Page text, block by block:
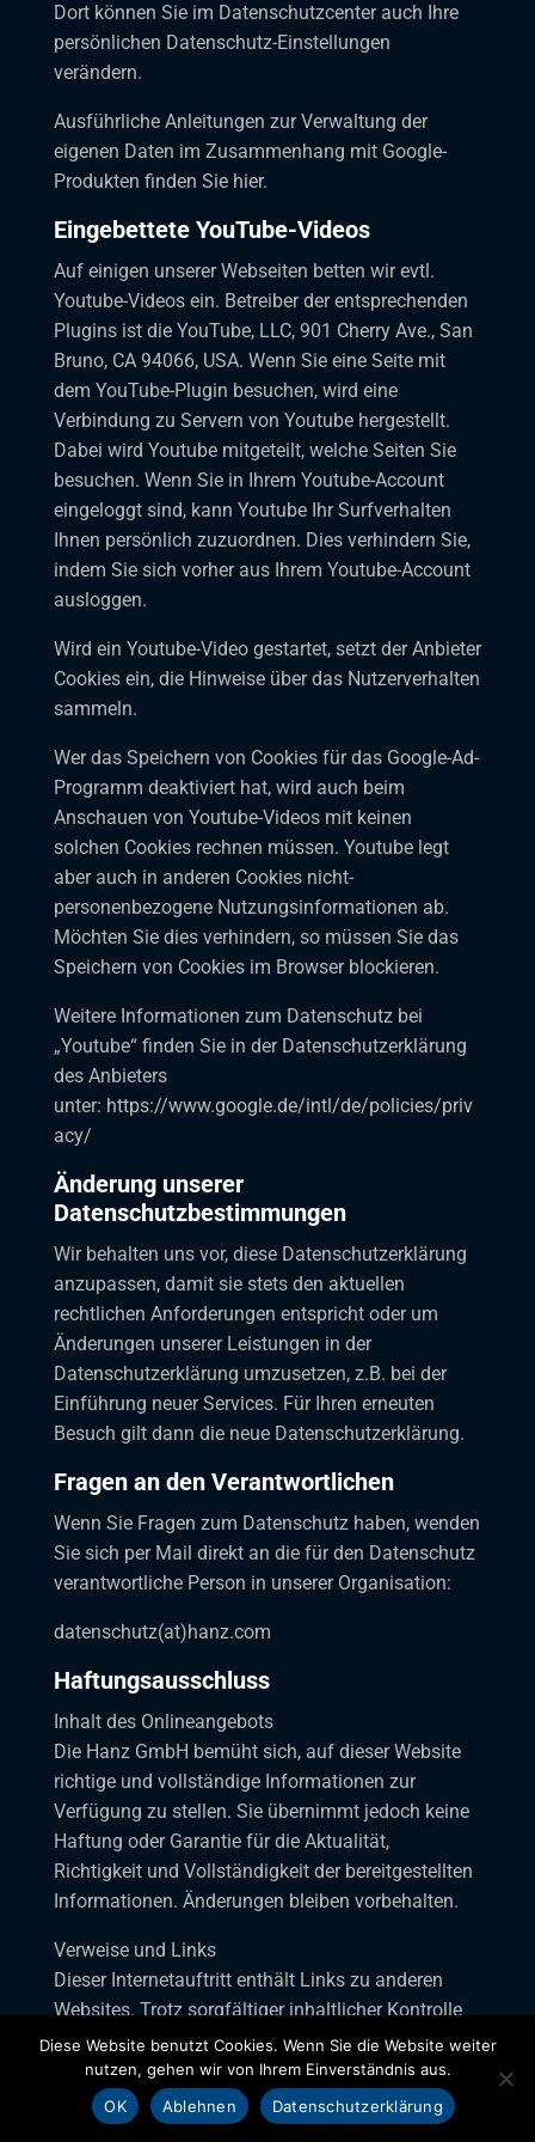
Dort können Sie im Datenschutzcenter auch Ihre
persönlichen Datenschutz-Einstellungen
verändern.
Ausführliche Anleitungen zur Verwaltung der
eigenen Daten im Zusammenhang mit Google-
Produkten finden Sie hier.
Eingebettete YouTube-Videos
Auf einigen unserer Webseiten betten wir evtl.
Youtube-Videos ein. Betreiber der entsprechenden
Plugins ist die YouTube, LLC, 901 Cherry Ave., San
Bruno, CA 94066, USA. Wenn Sie eine Seite mit
dem YouTube-Plugin besuchen, wird eine
Verbindung zu Servern von Youtube hergestellt.
Dabei wird Youtube mitgeteilt, welche Seiten Sie
besuchen. Wenn Sie in Ihrem Youtube-Account
eingeloggt sind, kann Youtube Ihr Surfverhalten
Ihnen persönlich zuzuordnen. Dies verhindern Sie,
indem Sie sich vorher aus Ihrem Youtube-Account
ausloggen.
Wird ein Youtube-Video gestartet, setzt der Anbieter
Cookies ein, die Hinweise über das Nutzerverhalten
sammeln.
Wer das Speichern von Cookies für das Google-Ad-
Programm deaktiviert hat, wird auch beim
Anschauen von Youtube-Videos mit keinen
solchen Cookies rechnen müssen. Youtube legt
aber auch in anderen Cookies nicht-
personenbezogene Nutzungsinformationen ab.
Möchten Sie dies verhindern, so müssen Sie das
Speichern von Cookies im Browser blockieren.
Weitere Informationen zum Datenschutz bei
„Youtube“ finden Sie in der Datenschutzerklärung
des Anbieters
unter: https://www.google.de/intl/de/policies/priv
acy/
Änderung unserer
Datenschutzbestimmungen
Wir behalten uns vor, diese Datenschutzerklärung
anzupassen, damit sie stets den aktuellen
rechtlichen Anforderungen entspricht oder um
Änderungen unserer Leistungen in der
Datenschutzerklärung umzusetzen, z.B. bei der
Einführung neuer Services. Für Ihren erneuten
Besuch gilt dann die neue Datenschutzerklärung.
Fragen an den Verantwortlichen
Wenn Sie Fragen zum Datenschutz haben, wenden
Sie sich per Mail direkt an die für den Datenschutz
verantwortliche Person in unserer Organisation:
datenschutz(at)hanz.com
Haftungsausschluss
Inhalt des Onlineangebots
Die Hanz GmbH bemüht sich, auf dieser Website
richtige und vollständige Informationen zur
Verfügung zu stellen. Sie übernimmt jedoch keine
Haftung oder Garantie für die Aktualität,
Richtigkeit und Vollständigkeit der bereitgestellten
Informationen. Änderungen bleiben vorbehalten.
Verweise und Links
Dieser Internetauftritt enthält Links zu anderen
Websites. Trotz sorgfältiger inhaltlicher Kontrolle
übernimmt Hanz GmbH keine Haftung oder
Garantie für den Inhalt von Internetseiten, auf die
dieser Internetauftritt direkt oder indirekt verweist.
Besucher folgen Verbindungen zu anderen
Diese Website benutzt Cookies. Wenn Sie die Website weiter
nutzen, gehen wir von Ihrem Einverständnis aus.
OK
Ablehnen Datenschutzerklärung